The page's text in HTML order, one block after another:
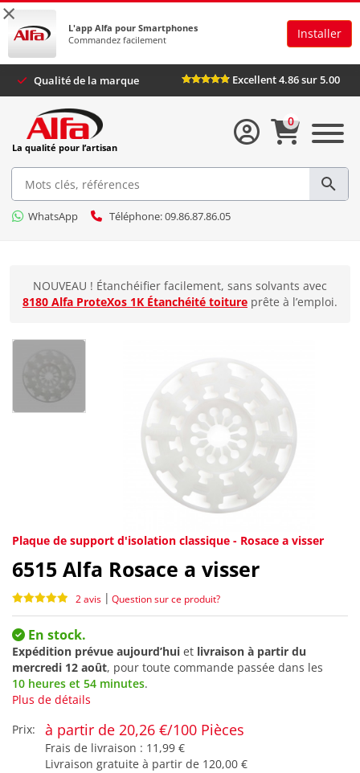
×
L'app Alfa pour Smartphones
Commandez facilement
Installer
Qualité de la marque Excellent 4.86 sur 5.00
La qualité pour l’artisan
WhatsApp Téléphone: 09.86.87.86.05
0
NOUVEAU ! Étanchéifier facilement, sans solvants avec
8180 Alfa ProteXos 1K Étanchéité toiture prête à l’emploi.
Plaque de support d'isolation classique - Rosace a visser
6515 Alfa Rosace a visser
2 avis | Question sur ce produit?
En stock.
Expédition prévue aujourd’hui et livraison à partir du
mercredi 12 août, pour toute commande passée dans les
10 heures et 54 minutes.
Plus de détails
Prix:
à partir de 20,26 €/100 Pièces
Frais de livraison : 11,99 €
Livraison gratuite à partir de 120,00 €